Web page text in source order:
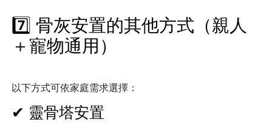
7️⃣ 骨灰安置的其他方式（親人
＋寵物通用）
以下方式可依家庭需求選擇：
✔ 靈骨塔安置